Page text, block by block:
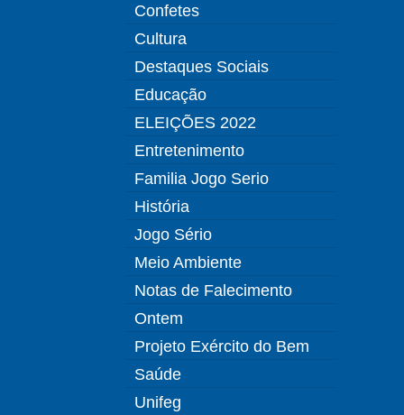
Confetes
Cultura
Destaques Sociais
Educação
ELEIÇÕES 2022
Entretenimento
Familia Jogo Serio
História
Jogo Sério
Meio Ambiente
Notas de Falecimento
Ontem
Projeto Exército do Bem
Saúde
Unifeg